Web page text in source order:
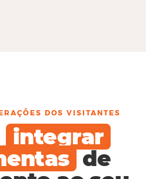
DOS VISITANTES
integrar
de